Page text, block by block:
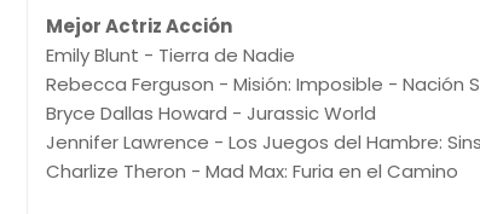
Mejor Actriz Acción
Emily Blunt - Tierra de Nadie
Rebecca Ferguson - Misión: Imposible - Nación
Bryce Dallas Howard - Jurassic World
Jennifer Lawrence - Los Juegos del Hambre:
Charlize Theron - Mad Max: Furia en el Camino